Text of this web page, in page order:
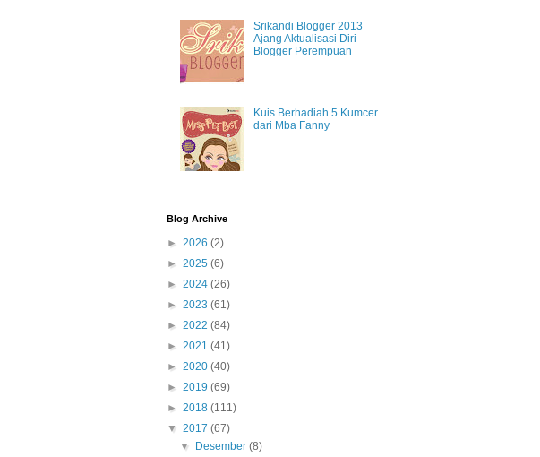
Srikandi Blogger 2013
Ajang Aktualisasi Diri
Blogger Perempuan
Kuis Berhadiah 5 Kumcer
dari Mba Fanny
Blog Archive
► 2026 (2)
► 2025 (6)
► 2024 (26)
► 2023 (61)
► 2022 (84)
► 2021 (41)
► 2020 (40)
► 2019 (69)
► 2018 (111)
▼ 2017 (67)
▼ Desember(8)